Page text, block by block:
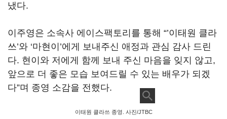
냈다.
이주영은 소속사 에이스팩토리를 통해 “’이태원 클라
쓰’와 ‘마현이 ’에게 보내주신 애정과 관심 감사 드린
다. 현이와 저에게 함께 보내 주신 마음을 잊지 않고,
앞으로 더 좋은 모습 보여드릴 수 있는 배우가 되겠
다”며 종영 소감을 전했다.
이태원 클라쓰 종영. 사진/JTBC